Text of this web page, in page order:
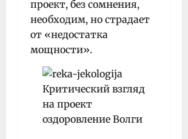
проект, без сомнения,
необходим, но страдает
от «недостатка
мощности».